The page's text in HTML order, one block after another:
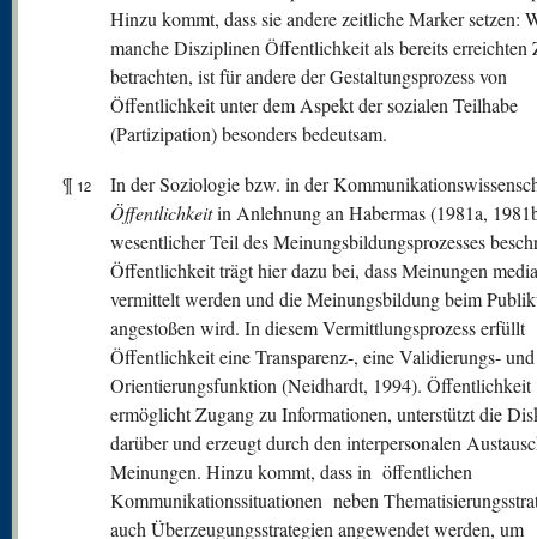
Hinzu kommt, dass sie andere zeitliche Marker setzen:
manche Disziplinen Öffentlichkeit als bereits erreichten
betrachten, ist für andere der Gestaltungsprozess von
Öffentlichkeit unter dem Aspekt der sozialen Teilhabe
(Partizipation) besonders bedeutsam.
¶ 12
In der Soziologie bzw. in der
Öffentlichkeit in Anlehnung an Habermas (1981a,
wesentlicher Teil des Meinungsbildungsprozesses
Öffentlichkeit trägt hier dazu bei, dass Meinungen
vermittelt werden und die Meinungsbildung beim
angestoßen wird. In diesem Vermittlungsprozess erfüllt
Öffentlichkeit eine Transparenz-, eine Validierungs-
Orientierungsfunktion (Neidhardt, 1994). Öffentlichkeit
ermöglicht Zugang zu Informationen, unterstützt die
darüber und erzeugt durch den interpersonalen
Meinungen. Hinzu kommt, dass in öffentlichen
Kommunikationssituationen neben
auch Überzeugungsstrategien angewendet werden, um